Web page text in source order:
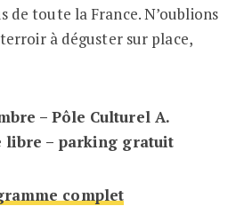
de toute la France. N’oublions
à déguster sur place,
– Pôle Culturel A.
libre – parking gratuit
complet